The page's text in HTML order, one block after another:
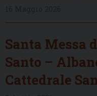
Santa Messa
Santo –
Cattedrale